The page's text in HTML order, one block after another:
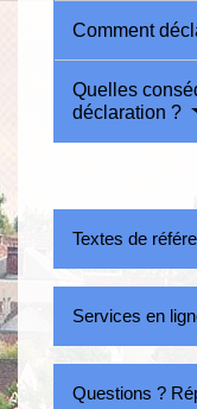
Comment
Quelles
déclaration ?
Textes de
Services en
Questions ?